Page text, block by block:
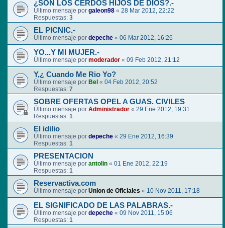
¿SON LOS CERDOS HIJOS DE DIOS?.-
Último mensaje por galeon98 « 28 Mar 2012, 22:22
Respuestas: 3
EL PICNIC.-
Último mensaje por depeche « 06 Mar 2012, 16:26
YO...Y MI MUJER.-
Último mensaje por moderador « 09 Feb 2012, 21:12
Y,¿ Cuando Me Rio Yo?
Último mensaje por Bel « 04 Feb 2012, 20:52
Respuestas: 7
SOBRE OFERTAS OPEL A GUAS. CIVILES
Último mensaje por Administrador « 29 Ene 2012, 19:31
Respuestas: 1
El idilio
Último mensaje por depeche « 29 Ene 2012, 16:39
Respuestas: 1
PRESENTACION
Último mensaje por antolin « 01 Ene 2012, 22:19
Respuestas: 1
Reservactiva.com
Último mensaje por Union de Oficiales « 10 Nov 2011, 17:18
EL SIGNIFICADO DE LAS PALABRAS.-
Último mensaje por depeche « 09 Nov 2011, 15:06
Respuestas: 1